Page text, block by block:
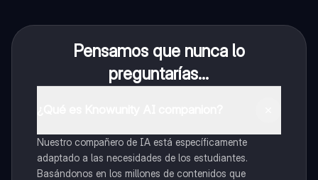
Pensamos que nunca lo
preguntarías...
Nuestro compañero de IA está específicamente
adaptado a las necesidades de los estudiantes.
Basándonos en los millones de contenidos que